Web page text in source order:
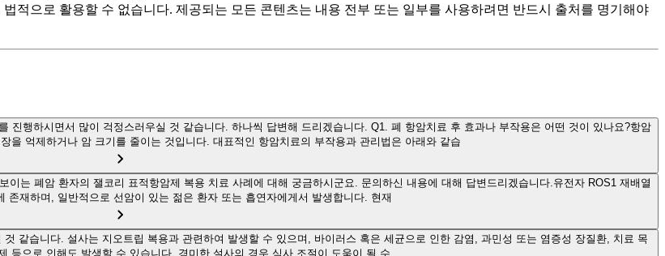
적으로 활용할 수 없습니다. 제공되는 모든 콘텐츠는 내용 전부 또는 일부를 사용하려면 반드시 출처를 명기해야
진행하시면서 많이 걱정스러우실 것 같습니다. 하나씩 답변해 드리겠습니다. Q1. 폐 항암치료 후 효과나 부작용은 어떤 것이 있나요?항암
을 억제하거나 암 크기를 줄이는 것입니다. 대표적인 항암치료의 부작용과 관리법은 아래와 같습
이는 폐암 환자의 잴코리 표적항암제 복용 치료 사례에 대해 궁금하시군요. 문의하신 내용에 대해 답변드리겠습니다.유전자 ROS1 재배열
존재하며, 일반적으로 선암이 있는 젊은 환자 또는 흡연자에게서 발생합니다. 현재
같습니다. 설사는 지오트립 복용과 관련하여 발생할 수 있으며, 바이러스 혹은 세균으로 인한 감염, 과민성 또는 염증성 장질환, 치료 목
등으로 인해도 발생할 수 있습니다. 경미한 설사의 경우 식사 조절이 도움이 될 수